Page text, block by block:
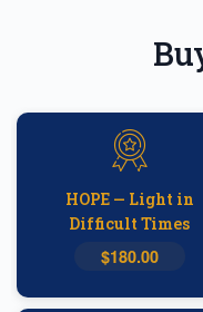
HOPE — Light in
Difficult Times
$180.00